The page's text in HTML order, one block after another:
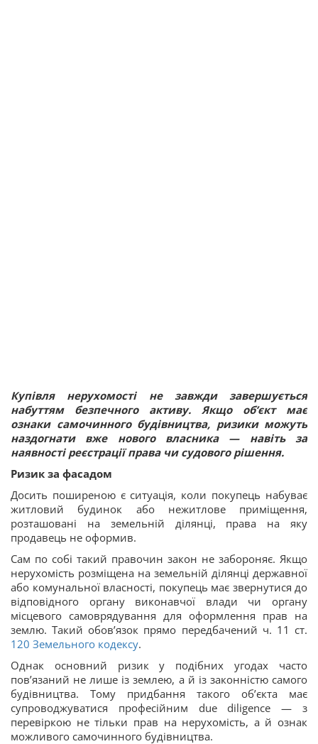
Купівля нерухомості не завжди завершується
набуттям безпечного активу. Якщо об’єкт має
ознаки самочинного будівництва, ризики можуть
наздогнати вже нового власника — навіть за
наявності реєстрації права чи судового рішення.
Ризик за фасадом
Досить поширеною є ситуація, коли покупець набуває
житловий будинок або нежитлове приміщення,
розташовані на земельній ділянці, права на яку
продавець не оформив.
Сам по собі такий правочин закон не забороняє. Якщо
нерухомість розміщена на земельній ділянці державної
або комунальної власності, покупець має звернутися до
відповідного органу виконавчої влади чи органу
місцевого самоврядування для оформлення прав на
землю. Такий обов’язок прямо передбачений ч. 11 ст.
120 Земельного кодексу.
Однак основний ризик у подібних угодах часто
пов’язаний не лише із землею, а й із законністю самого
будівництва. Тому придбання такого об’єкта має
супроводжуватися професійним due diligence — з
перевіркою не тільки прав на нерухомість, а й ознак
можливого самочинного будівництва.